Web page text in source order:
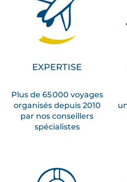
EXPERTISE
Plus de 65 000 voyages
organisés depuis 2010
par nos conseillers
spécialistes